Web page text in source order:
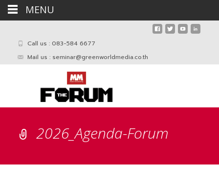
Call us : 083-584 6677
Mail us : seminar@greenworldmedia.co.th
2026_Agenda-Forum
MENU